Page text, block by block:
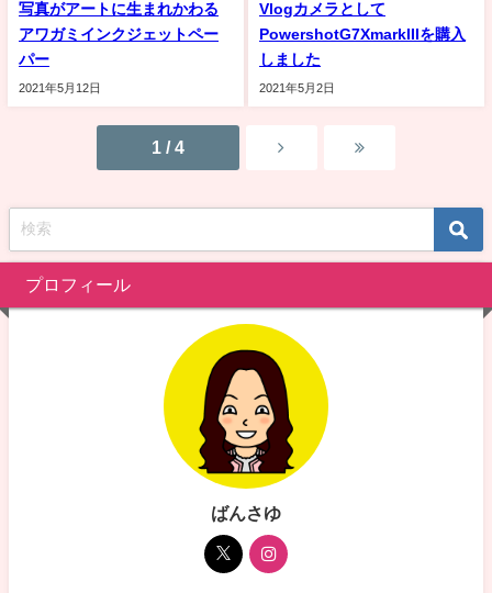
写真がアートに生まれかわる
アワガミインクジェットペー
パー
2021年5月12日
Vlogカメラとして
PowershotG7XmarkIIIを購入
しました
2021年5月2日
1 / 4
プロフィール
ばんさゆ